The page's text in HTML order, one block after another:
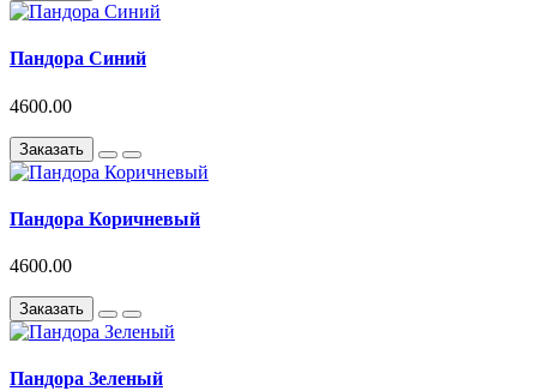
Пандора Синий
4600.00
Заказать
Пандора Коричневый
4600.00
Заказать
Пандора Зеленый